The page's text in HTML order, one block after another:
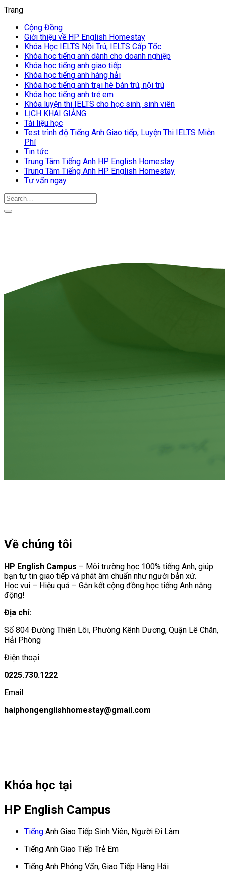
Trang
Cộng Đồng
Giới thiệu về HP English Homestay
Khóa Học IELTS Nội Trú, IELTS Cấp Tốc
Khóa học tiếng anh dành cho doanh nghiệp
Khóa học tiếng anh giao tiếp
Khóa học tiếng anh hàng hải
Khóa học tiếng anh trại hè bán trú, nội trú
Khóa học tiếng anh trẻ em
Khóa luyện thi IELTS cho học sinh, sinh viên
LỊCH KHAI GIẢNG
Tài liệu học
Test trình độ Tiếng Anh Giao tiếp, Luyện Thi IELTS Miễn
Phí
Tin tức
Trung Tâm Tiếng Anh HP English Homestay
Trung Tâm Tiếng Anh HP English Homestay
Tư vấn ngay
Về chúng tôi
HP English Campus – Môi trường học 100% tiếng Anh, giúp
bạn tự tin giao tiếp và phát âm chuẩn như người bản xứ.
Học vui – Hiệu quả – Gắn kết cộng đồng học tiếng Anh năng
động!
Địa chỉ:
Số 804 Đường Thiên Lôi, Phường Kênh Dương, Quận Lê Chân,
Hải Phòng
Điện thoại:
0225.730.1222
Email:
haiphongenglishhomestay@gmail.com
Khóa học tại
HP English Campus
Tiếng Anh Giao Tiếp Sinh Viên, Người Đi Làm
Tiếng Anh Giao Tiếp Trẻ Em
Tiếng Anh Phỏng Vấn, Giao Tiếp Hàng Hải